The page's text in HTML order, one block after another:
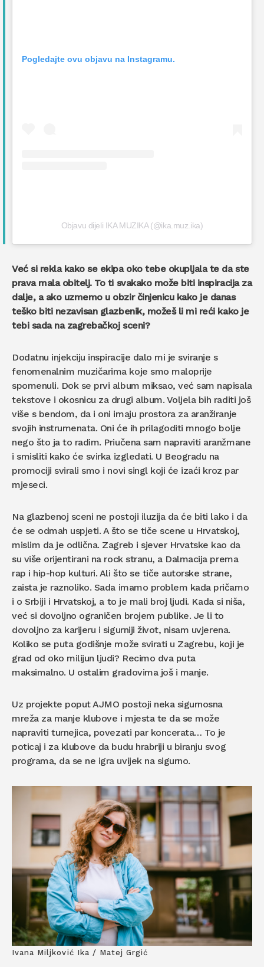
Pogledajte ovu objavu na Instagramu.
Objavu dijeli IKA MUZIKA (@ika.muz.ika)
Već si rekla kako se ekipa oko tebe okupljala te da ste
prava mala obitelj. To ti svakako može biti inspiracija za
dalje, a ako uzmemo u obzir činjenicu kako je danas
teško biti nezavisan glazbenik, možeš li mi reći kako je
tebi sada na zagrebačkoj sceni?
Dodatnu injekciju inspiracije dalo mi je sviranje s
fenomenalnim muzičarima koje smo maloprije
spomenuli. Dok se prvi album miksao, već sam napisala
tekstove i okosnicu za drugi album. Voljela bih raditi još
više s bendom, da i oni imaju prostora za aranžiranje
svojih instrumenata. Oni će ih prilagoditi mnogo bolje
nego što ja to radim. Priučena sam napraviti aranžmane
i smisliti kako će svirka izgledati. U Beogradu na
promociji svirali smo i novi singl koji će izaći kroz par
mjeseci.
Na glazbenoj sceni ne postoji iluzija da će biti lako i da
će se odmah uspjeti. A što se tiče scene u Hrvatskoj,
mislim da je odlična. Zagreb i sjever Hrvatske kao da
su više orijentirani na rock stranu, a Dalmacija prema
rap i hip-hop kulturi. Ali što se tiče autorske strane,
zaista je raznoliko. Sada imamo problem kada pričamo
i o Srbiji i Hrvatskoj, a to je mali broj ljudi. Kada si niša,
već si dovoljno ograničen brojem publike. Je li to
dovoljno za karijeru i sigurniji život, nisam uvjerena.
Koliko se puta godišnje može svirati u Zagrebu, koji je
grad od oko milijun ljudi? Recimo dva puta
maksimalno. U ostalim gradovima još i manje.
Uz projekte poput AJMO postoji neka sigurnosna
mreža za manje klubove i mjesta te da se može
napraviti turnejica, povezati par koncerata… To je
poticaj i za klubove da budu hrabriji u biranju svog
programa, da se ne igra uvijek na sigurno.
Ivana Miljković Ika / Matej Grgić